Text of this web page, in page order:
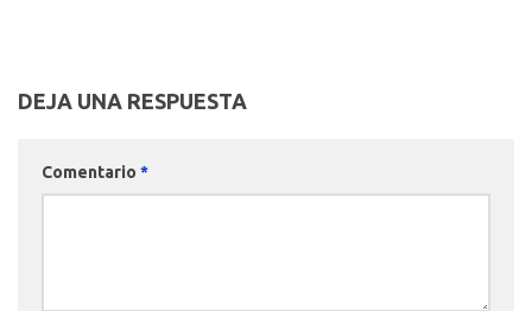
DEJA UNA RESPUESTA
Comentario *